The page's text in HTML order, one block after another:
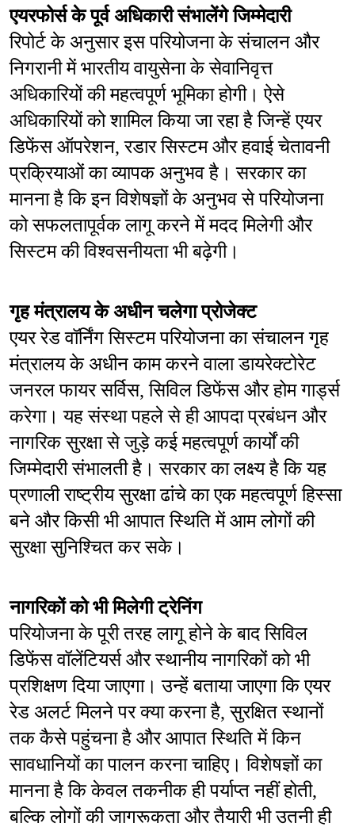
एयरफोर्स के पूर्व अधिकारी संभालेंगे जिम्मेदारी
रिपोर्ट के अनुसार इस परियोजना के संचालन और
निगरानी में भारतीय वायुसेना के सेवानिवृत्त
अधिकारियों की महत्वपूर्ण भूमिका होगी। ऐसे
अधिकारियों को शामिल किया जा रहा है जिन्हें एयर
डिफेंस ऑपरेशन, रडार सिस्टम और हवाई चेतावनी
प्रक्रियाओं का व्यापक अनुभव है। सरकार का
मानना है कि इन विशेषज्ञों के अनुभव से परियोजना
को सफलतापूर्वक लागू करने में मदद मिलेगी और
सिस्टम की विश्वसनीयता भी बढ़ेगी।
गृह मंत्रालय के अधीन चलेगा प्रोजेक्ट
एयर रेड वॉर्निंग सिस्टम परियोजना का संचालन गृह
मंत्रालय के अधीन काम करने वाला डायरेक्टोरेट
जनरल फायर सर्विस, सिविल डिफेंस और होम गार्ड्स
करेगा। यह संस्था पहले से ही आपदा प्रबंधन और
नागरिक सुरक्षा से जुड़े कई महत्वपूर्ण कार्यों की
जिम्मेदारी संभालती है। सरकार का लक्ष्य है कि यह
प्रणाली राष्ट्रीय सुरक्षा ढांचे का एक महत्वपूर्ण हिस्सा
बने और किसी भी आपात स्थिति में आम लोगों की
सुरक्षा सुनिश्चित कर सके।
नागरिकों को भी मिलेगी ट्रेनिंग
परियोजना के पूरी तरह लागू होने के बाद सिविल
डिफेंस वॉलेंटियर्स और स्थानीय नागरिकों को भी
प्रशिक्षण दिया जाएगा। उन्हें बताया जाएगा कि एयर
रेड अलर्ट मिलने पर क्या करना है, सुरक्षित स्थानों
तक कैसे पहुंचना है और आपात स्थिति में किन
सावधानियों का पालन करना चाहिए। विशेषज्ञों का
मानना है कि केवल तकनीक ही पर्याप्त नहीं होती,
बल्कि लोगों की जागरूकता और तैयारी भी उतनी ही